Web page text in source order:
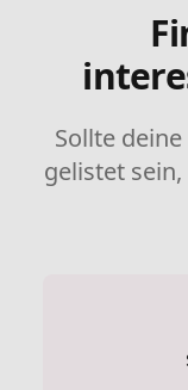
Sollte
gelistet